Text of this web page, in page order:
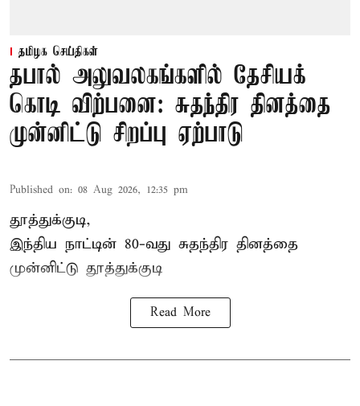
தமிழக செய்திகள்
தபால் அலுவலகங்களில் தேசியக்
கொடி விற்பனை: சுதந்திர தினத்தை
முன்னிட்டு சிறப்பு ஏற்பாடு
Published on: 08 Aug 2026, 12:35 pm
தூத்துக்குடி,
இந்திய நாட்டின் 80-வது சுதந்திர தினத்தை
முன்னிட்டு தூத்துக்குடி
Read More